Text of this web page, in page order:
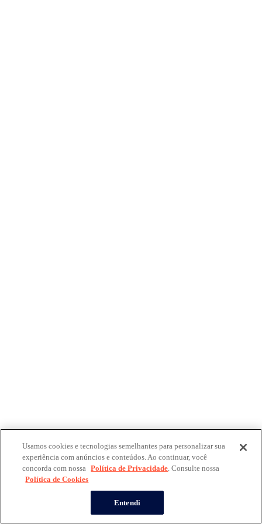
Usamos cookies e tecnologias semelhantes para personalizar sua
experiência com anúncios e conteúdos. Ao continuar, você
concorda com nossa Política de Privacidade. Consulte nossa
Política de Cookies
Entendi